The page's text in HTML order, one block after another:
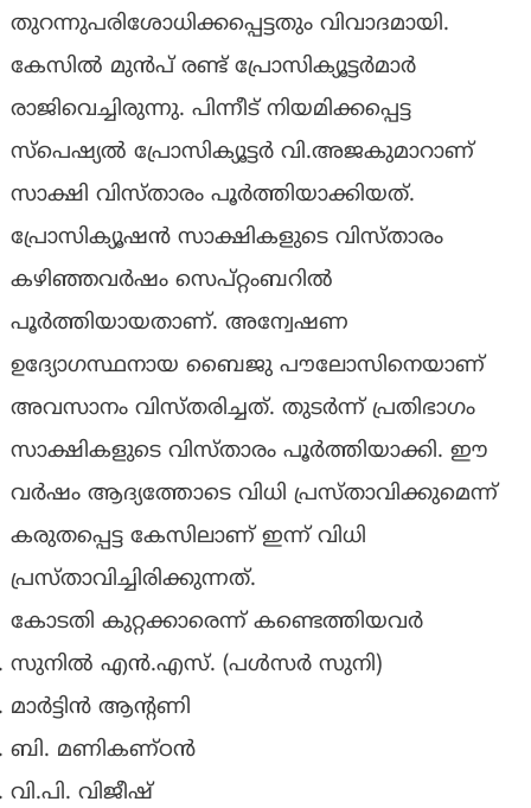
തുറന്നുപരിശോധിക്കപ്പെട്ടതും വിവാദമായി.
കേസില്‍ മുന്‍പ് രണ്ട് പ്രോസിക്യൂട്ടര്‍മാര്‍
രാജിവെച്ചിരുന്നു. പിന്നീട് നിയമിക്കപ്പെട്ട
സ്‌പെഷ്യല്‍ പ്രോസിക്യൂട്ടര്‍ വി.അജകുമാറാണ്
സാക്ഷി വിസ്താരം പൂര്‍ത്തിയാക്കിയത്.
പ്രോസിക്യൂഷന്‍ സാക്ഷികളുടെ വിസ്താരം
കഴിഞ്ഞവര്‍ഷം സെപ്റ്റംബറില്‍
പൂര്‍ത്തിയായതാണ്. അന്വേഷണ
ഉദ്യോഗസ്ഥനായ ബൈജു പൗലോസിനെയാണ്
അവസാനം വിസ്തരിച്ചത്. തുടര്‍ന്ന് പ്രതിഭാഗം
സാക്ഷികളുടെ വിസ്താരം പൂര്‍ത്തിയാക്കി. ഈ
വര്‍ഷം ആദ്യത്തോടെ വിധി പ്രസ്താവിക്കുമെന്ന്
കരുതപ്പെട്ട കേസിലാണ് ഇന്ന് വിധി
പ്രസ്താവിച്ചിരിക്കുന്നത്.
കോടതി കുറ്റക്കാരെന്ന് കണ്ടെത്തിയവർ
സുനില്‍ എന്‍.എസ്. (പള്‍സര്‍ സുനി)
മാര്‍ട്ടിന്‍ ആന്റണി
ബി. മണികണ്ഠന്‍
വി.പി. വിജീഷ്